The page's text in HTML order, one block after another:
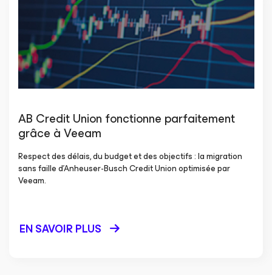
AB Credit Union fonctionne parfaitement
grâce à Veeam
Respect des délais, du budget et des objectifs : la migration
sans faille d’Anheuser-Busch Credit Union optimisée par
Veeam.
EN SAVOIR PLUS